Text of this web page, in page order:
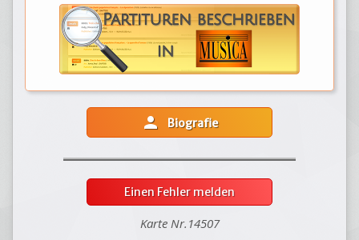
person Biografie
Einen Fehler melden
Karte Nr.14507